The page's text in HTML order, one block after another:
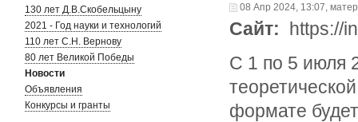
130 лет Д.В.Скобельцыну
2021 - Год науки и технологий
110 лет С.Н. Вернову
80 лет Великой Победы
Новости
Объявления
Конкурсы и гранты
08 Апр 2024, 13:07,
Сайт: https://
С 1 по 5 июля
формате